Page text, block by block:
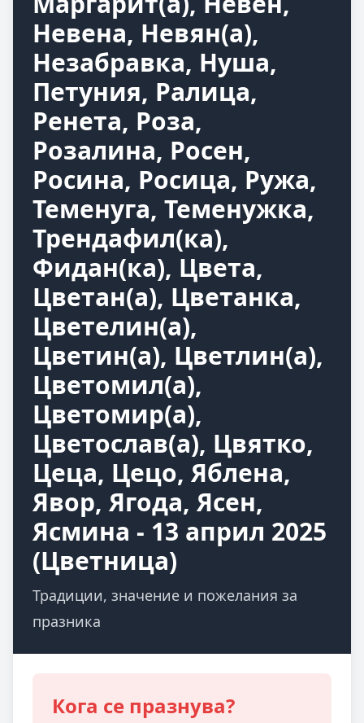
Невена, Невян(а),
Незабравка, Нуша,
Петуния, Ралица,
Ренета, Роза,
Розалина, Росен,
Росина, Росица, Ружа,
Теменуга, Теменужка,
Трендафил(ка),
Фидан(ка), Цвета,
Цветан(а), Цветанка,
Цветелин(а),
Цветин(а), Цветлин(а),
Цветомил(а),
Цветомир(а),
Цветослав(а), Цвятко,
Цеца, Цецо, Яблена,
Явор, Ягода, Ясен,
Ясмина - 13 април 2025
(Цветница)
Традиции, значение и пожелания за
празника
Кога се празнува?